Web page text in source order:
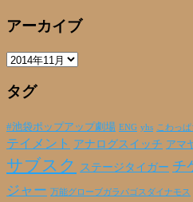
アーカイブ
ア
カ
ブ
タグ
#池袋ポップアップ劇場 ENG yhs こわっ
テイメント アナログスイッチ アマ
サブスク ステージタイガー チ
ジャー 万能グローブガラパゴスダイナモス